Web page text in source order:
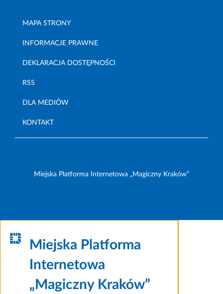
MAPA STRONY
INFORMACJE PRAWNE
DEKLARACJA DOSTĘPNOŚCI
RSS
DLA MEDIÓW
KONTAKT
Miejska Platforma Internetowa „Magiczny Kraków”
Miejska Platforma
Internetowa
„Magiczny Kraków”